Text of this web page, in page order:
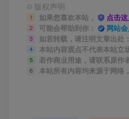
© 版权声明
1 如果您喜欢本站， 点击
2 可能会帮助到你： 网站
3 如若转载，请注明文章出处
4 本站内容观点不代表本站立
5 若作商业用途，请联系原作
6
本站所有内容均来源于网络